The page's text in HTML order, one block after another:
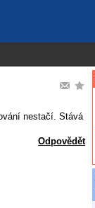
nestačí. Stává
Odpovědět